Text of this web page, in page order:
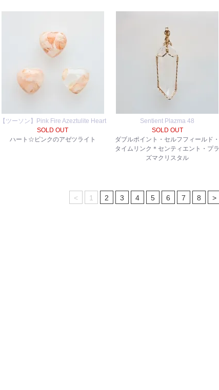
【ツーソン】Pink Fire Azeztulite Heart
SOLD OUT
ハート☆ピンクのアゼツライト
Sentient Plazma 48
SOLD OUT
ダブルポイント・セルフフィールド・
タイムリンク＊センティエント・プラ
ズマクリスタル
< 1 2 3 4 5 6 7 8 >